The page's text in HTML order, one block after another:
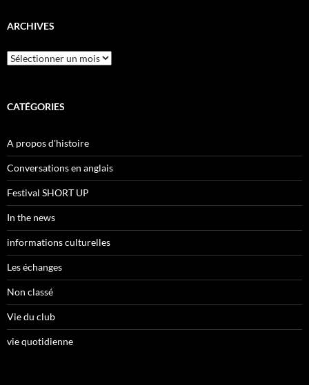
ARCHIVES
Archives
CATÉGORIES
A propos d'histoire
Conversations en anglais
Festival SHORT UP
In the news
informations culturelles
Les échanges
Non classé
Vie du club
vie quotidienne